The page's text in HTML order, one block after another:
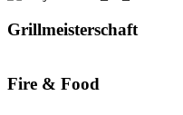
Grillmeisterschaft
Fire & Food